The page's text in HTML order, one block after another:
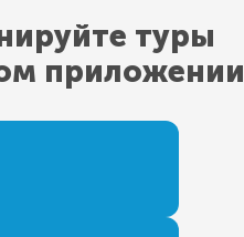
туры
приложении